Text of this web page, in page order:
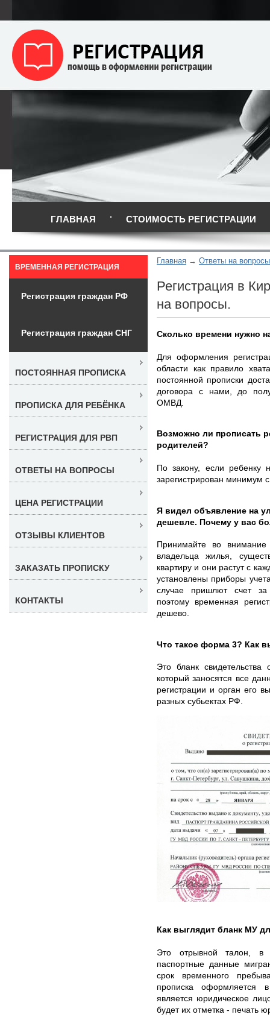
ГЛАВНАЯ СТОИМОСТЬ РЕГИСТРАЦИИ
Главная Ответы на
Регистрация в
на вопросы.
Сколько времени нужно
Для оформления
области как правило
постоянной прописки
договора с нами, до
ОМВД.
Возможно ли прописать
родителей?
По закону, если ребенку
зарегистрирован минимум
Я видел объявление на
дешевле. Почему у вас
Принимайте во
владельца жилья,
квартиру и они растут с
установлены приборы
случае пришлют счет за
поэтому временная
дешево.
Что такое форма 3? Как
Это бланк
который заносятся все
регистрации и орган его
разных субьектах РФ.
Как выглядит бланк МУ
Это отрывной талон, в
паспортные данные
срок временного
прописка оформляется
является юридическое
будет их отметка - печать
ВРЕМЕННАЯ РЕГИСТРАЦИЯ
Регистрация граждан РФ
Регистрация граждан СНГ
ПОСТОЯННАЯ ПРОПИСКА
ПРОПИСКА ДЛЯ РЕБЁНКА
РЕГИСТРАЦИЯ ДЛЯ РВП
ОТВЕТЫ НА ВОПРОСЫ
ЦЕНА РЕГИСТРАЦИИ
ОТЗЫВЫ КЛИЕНТОВ
ЗАКАЗАТЬ ПРОПИСКУ
КОНТАКТЫ